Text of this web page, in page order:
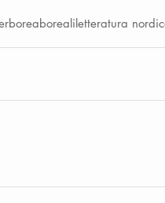
borealiletteratura